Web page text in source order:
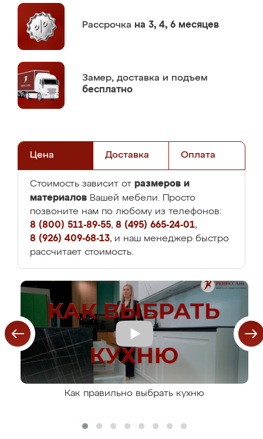
Рассрочка на 3, 4, 6 месяцев
Замер, доставка и подъем
бесплатно
Цена Доставка Оплата
Стоимость зависит от размеров и
материалов Вашей мебели. Просто
позвоните нам по любому из телефонов:
8 (800) 511-89-55, 8 (495) 665-24-01,
8 (926) 409-68-13, и наш менеджер быстро
рассчитает стоимость.
Как правильно выбрать кухню